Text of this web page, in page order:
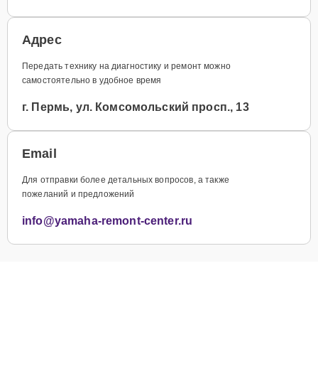
Адрес
Передать технику на диагностику и ремонт можно
самостоятельно в удобное время
г. Пермь, ул. Комсомольский просп., 13
Email
Для отправки более детальных вопросов, а также
пожеланий и предложений
info@yamaha-remont-center.ru